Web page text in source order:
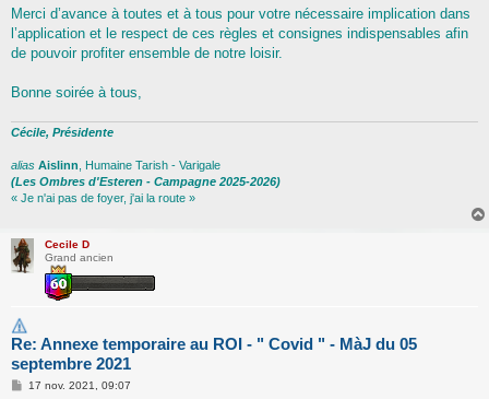
Merci d’avance à toutes et à tous pour votre nécessaire implication dans
l’application et le respect de ces règles et consignes indispensables afin
de pouvoir profiter ensemble de notre loisir.
Bonne soirée à tous,
Cécile, Présidente
alias Aislinn , Humaine Tarish - Varigale
(Les Ombres d'Esteren - Campagne 2025-2026)
« Je n'ai pas de foyer, j'ai la route »
Cecile D
Grand ancien
Re: Annexe temporaire au ROI - " Covid " - MàJ du 05
septembre 2021
M17 nov. 2021, 09:07